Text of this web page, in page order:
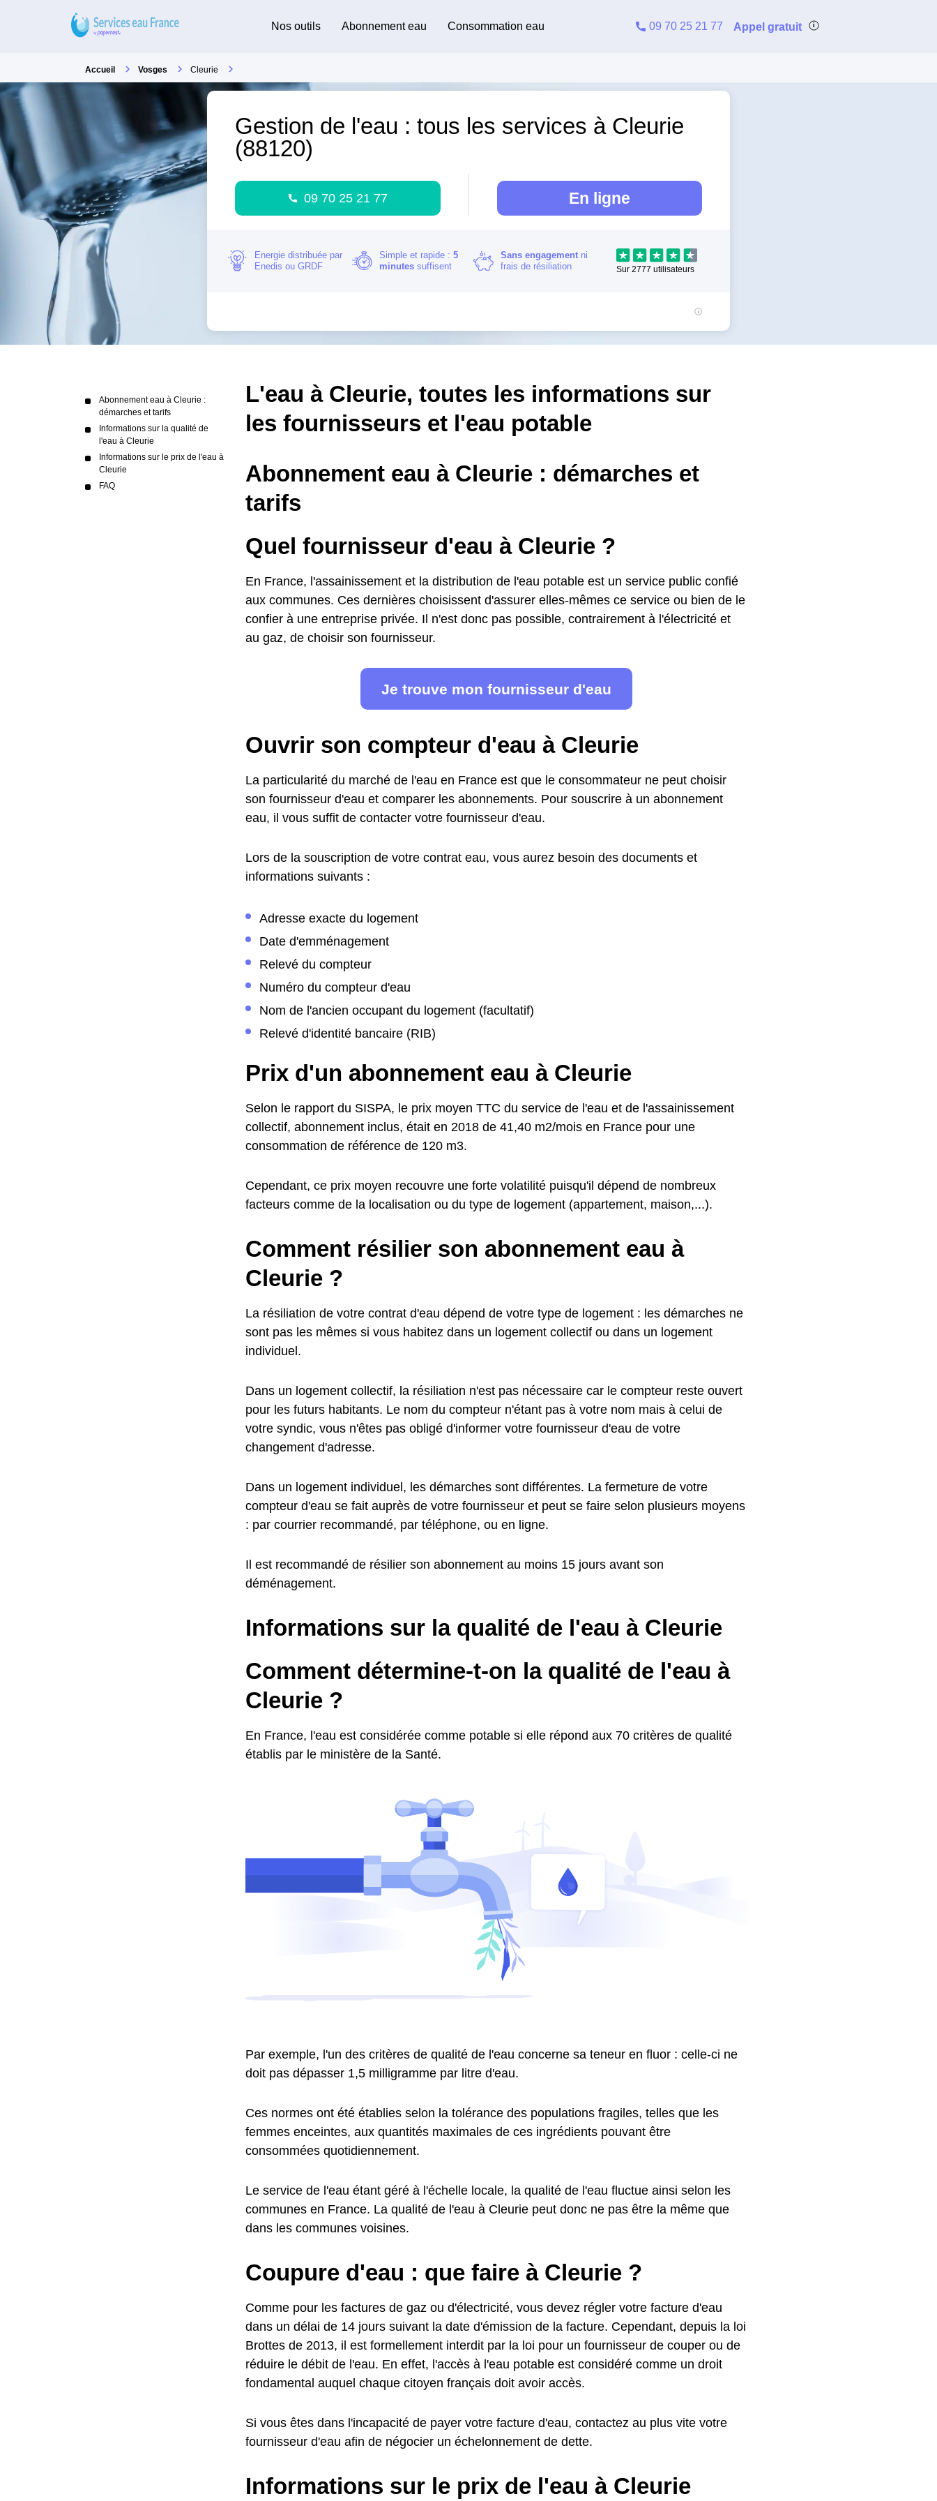
Nos outils Abonnement eau Consommation eau 09 70 25 21 77 Appel gratuit
Accueil Vosges Cleurie
Gestion de l'eau : tous les services à Cleurie
(88120)
09 70 25 21 77 En ligne
Energie distribuée par
Enedis ou GRDF
Simple et rapide : 5
minutessuffisent
Sans engagementni
frais de résiliation
Sur 2777 utilisateurs
Abonnement eau à Cleurie :
démarches et tarifs
Informations sur la qualité de
l'eau à Cleurie
Informations sur le prix de l'eau à
Cleurie
FAQ
L'eau à Cleurie, toutes les informations sur
les fournisseurs et l'eau potable
Abonnement eau à Cleurie : démarches et
tarifs
Quel fournisseur d'eau à Cleurie ?
En France, l'assainissement et la distribution de l'eau potable est un service public confié
aux communes. Ces dernières choisissent d'assurer elles-mêmes ce service ou bien de le
confier à une entreprise privée. Il n'est donc pas possible, contrairement à l'électricité et
au gaz, de choisir son fournisseur.
Je trouve mon fournisseur d'eau
Ouvrir son compteur d'eau à Cleurie
La particularité du marché de l'eau en France est que le consommateur ne peut choisir
son fournisseur d'eau et comparer les abonnements. Pour souscrire à un abonnement
eau, il vous suffit de contacter votre fournisseur d'eau.
Lors de la souscription de votre contrat eau, vous aurez besoin des documents et
informations suivants :
Adresse exacte du logement
Date d'emménagement
Relevé du compteur
Numéro du compteur d'eau
Nom de l'ancien occupant du logement (facultatif)
Relevé d'identité bancaire (RIB)
Prix d'un abonnement eau à Cleurie
Selon le rapport du SISPA, le prix moyen TTC du service de l'eau et de l'assainissement
collectif, abonnement inclus, était en 2018 de 41,40 m2/mois en France pour une
consommation de référence de 120 m3.
Cependant, ce prix moyen recouvre une forte volatilité puisqu'il dépend de nombreux
facteurs comme de la localisation ou du type de logement (appartement, maison,...).
Comment résilier son abonnement eau à
Cleurie ?
La résiliation de votre contrat d'eau dépend de votre type de logement : les démarches ne
sont pas les mêmes si vous habitez dans un logement collectif ou dans un logement
individuel.
Dans un logement collectif, la résiliation n'est pas nécessaire car le compteur reste ouvert
pour les futurs habitants. Le nom du compteur n'étant pas à votre nom mais à celui de
votre syndic, vous n'êtes pas obligé d'informer votre fournisseur d'eau de votre
changement d'adresse.
Dans un logement individuel, les démarches sont différentes. La fermeture de votre
compteur d'eau se fait auprès de votre fournisseur et peut se faire selon plusieurs moyens
: par courrier recommandé, par téléphone, ou en ligne.
Il est recommandé de résilier son abonnement au moins 15 jours avant son
déménagement.
Informations sur la qualité de l'eau à Cleurie
Comment détermine-t-on la qualité de l'eau à
Cleurie ?
En France, l'eau est considérée comme potable si elle répond aux 70 critères de qualité
établis par le ministère de la Santé.
Par exemple, l'un des critères de qualité de l'eau concerne sa teneur en fluor : celle-ci ne
doit pas dépasser 1,5 milligramme par litre d'eau.
Ces normes ont été établies selon la tolérance des populations fragiles, telles que les
femmes enceintes, aux quantités maximales de ces ingrédients pouvant être
consommées quotidiennement.
Le service de l'eau étant géré à l'échelle locale, la qualité de l'eau fluctue ainsi selon les
communes en France. La qualité de l'eau à Cleurie peut donc ne pas être la même que
dans les communes voisines.
Coupure d'eau : que faire à Cleurie ?
Comme pour les factures de gaz ou d'électricité, vous devez régler votre facture d'eau
dans un délai de 14 jours suivant la date d'émission de la facture. Cependant, depuis la loi
Brottes de 2013, il est formellement interdit par la loi pour un fournisseur de couper ou de
réduire le débit de l'eau. En effet, l'accès à l'eau potable est considéré comme un droit
fondamental auquel chaque citoyen français doit avoir accès.
Si vous êtes dans l'incapacité de payer votre facture d'eau, contactez au plus vite votre
fournisseur d'eau afin de négocier un échelonnement de dette.
Informations sur le prix de l'eau à Cleurie